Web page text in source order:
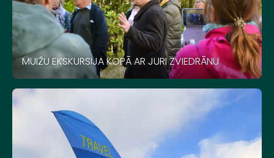
MUIŽU EKSKURSIJA KOPĀ AR JURI ZVIEDRĀNU